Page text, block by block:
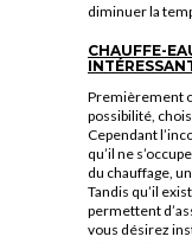
diminuer la
CHAUFFE-
Premièrement
possibilité,
Cependant
qu’il ne
du chauffage,
Tandis qu’il
permettent
vous désirez